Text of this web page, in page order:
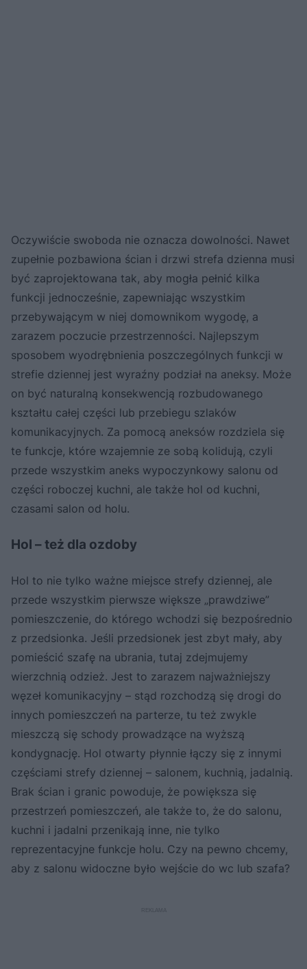
Oczywiście swoboda nie oznacza dowolności. Nawet
zupełnie pozbawiona ścian i drzwi strefa dzienna musi
być zaprojektowana tak, aby mogła pełnić kilka
funkcji jednocześnie, zapewniając wszystkim
przebywającym w niej domownikom wygodę, a
zarazem poczucie przestrzenności. Najlepszym
sposobem wyodrębnienia poszczególnych funkcji w
strefie dziennej jest wyraźny podział na aneksy. Może
on być naturalną konsekwencją rozbudowanego
kształtu całej części lub przebiegu szlaków
komunikacyjnych. Za pomocą aneksów rozdziela się
te funkcje, które wzajemnie ze sobą kolidują, czyli
przede wszystkim aneks wypoczynkowy salonu od
części roboczej kuchni, ale także hol od kuchni,
czasami salon od holu.
Hol – też dla ozdoby
Hol to nie tylko ważne miejsce strefy dziennej, ale
przede wszystkim pierwsze większe „prawdziwe”
pomieszczenie, do którego wchodzi się bezpośrednio
z przedsionka. Jeśli przedsionek jest zbyt mały, aby
pomieścić szafę na ubrania, tutaj zdejmujemy
wierzchnią odzież. Jest to zarazem najważniejszy
węzeł komunikacyjny – stąd rozchodzą się drogi do
innych pomieszczeń na parterze, tu też zwykle
mieszczą się schody prowadzące na wyższą
kondygnację. Hol otwarty płynnie łączy się z innymi
częściami strefy dziennej – salonem, kuchnią, jadalnią.
Brak ścian i granic powoduje, że powiększa się
przestrzeń pomieszczeń, ale także to, że do salonu,
kuchni i jadalni przenikają inne, nie tylko
reprezentacyjne funkcje holu. Czy na pewno chcemy,
aby z salonu widoczne było wejście do wc lub szafa?